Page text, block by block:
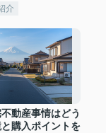
介
動産事情はどう
購入ポイントを